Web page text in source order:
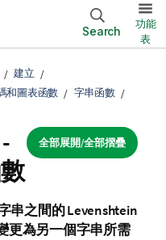
Search
功能
表
建立
和圖表函數 字串函數
全部展開/全部摺疊
串之間的Levenshtein
更為另一個字串所需